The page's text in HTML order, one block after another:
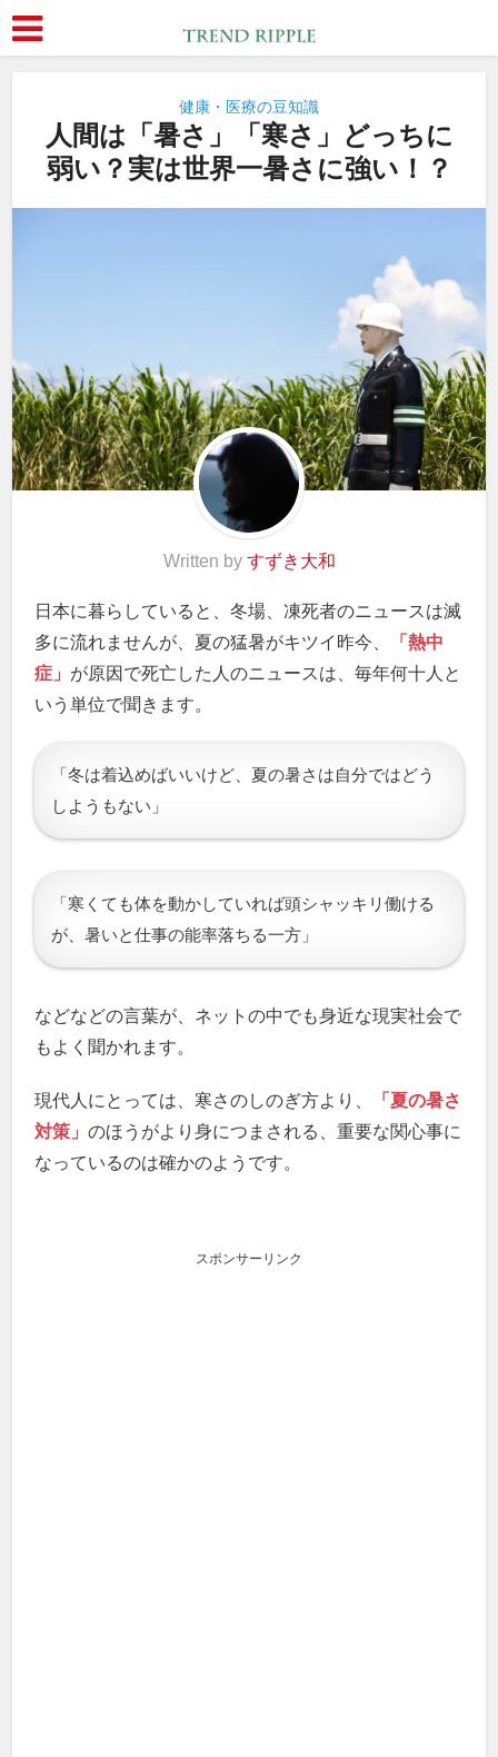
健康・医療の豆知識
人間は「暑さ」「寒さ」どっちに
弱い？実は世界一暑さに強い！？
Written by すずき大和
日本に暮らしていると、冬場、凍死者のニュースは滅
多に流れませんが、夏の猛暑がキツイ昨今、
「熱中
症」 が原因で死亡した人のニュースは、毎年何十人と
いう単位で聞きます。
「冬は着込めばいいけど、夏の暑さは自分ではどう
しようもない」
「寒くても体を動かしていれば頭シャッキリ働ける
が、暑いと仕事の能率落ちる一方」
などなどの言葉が、ネットの中でも身近な現実社会で
もよく聞かれます。
現代人にとっては、寒さのしのぎ方より、
「夏の暑さ
対策」のほうがより身につまされる、重要な関心事に
なっているのは確かのようです。
スポンサーリンク